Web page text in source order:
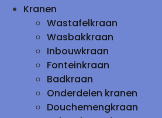
Kranen
Wastafelkraan
Wasbakkraan
Inbouwkraan
Fonteinkraan
Badkraan
Onderdelen kranen
Douchemengkraan